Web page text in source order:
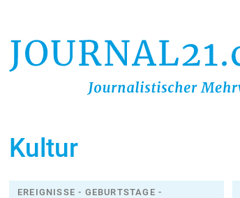
Kultur
EREIGNISSE - GEBURTSTAGE -